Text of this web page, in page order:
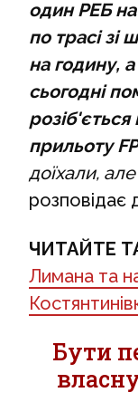
один РЕБ
по трасі зі
на годину,
сьогодні
розіб'ється
прильоту
доїхали,
розповідає
ЧИТАЙТЕ
Лимана та
Бути